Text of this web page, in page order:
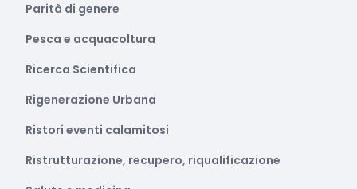
Parità di genere
Pesca e acquacoltura
Ricerca Scientifica
Rigenerazione Urbana
Ristori eventi calamitosi
Ristrutturazione, recupero, riqualificazione